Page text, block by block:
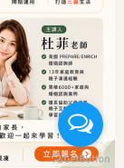
85000614